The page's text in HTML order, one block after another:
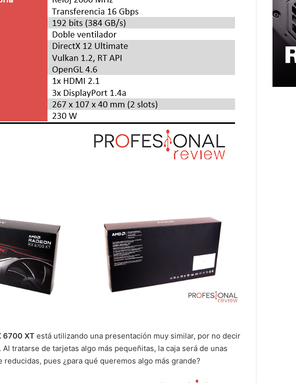
6700 XT está utilizando una presentación muy similar, por no decir
Al tratarse de tarjetas algo más pequeñitas, la caja será de unas
reducidas, pues ¿para qué queremos algo más grande?